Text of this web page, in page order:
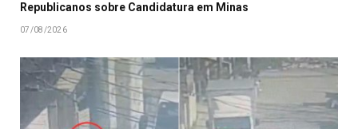
Republicanos sobre Candidatura em Minas
07/08/2026